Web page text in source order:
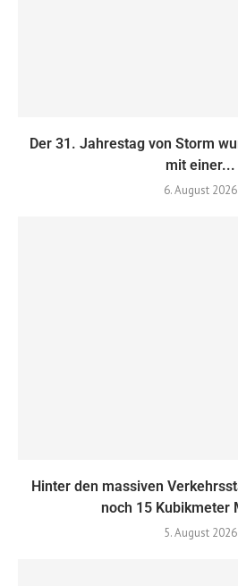
Der 31. Jahrestag von Storm
mit einer...
6. August 2026
Hinter den massiven
noch 15 Kubikmeter
5. August 2026